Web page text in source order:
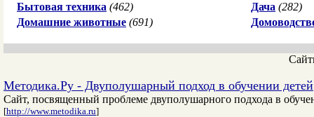
Бытовая техника (462) Дача (282)
Домашние животные (691)
Методика.Ру - Двуполушарный подход в обучении детей
Сайт, посвященный проблеме двуполушарного подхода в
[http://www.metodika.ru]